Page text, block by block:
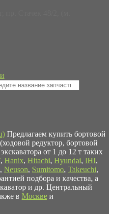
Предлагаем купить бортовой
редуктор, бортовой
от 1 до 12 т таких
, Hanix, Hitachi, Hyundai, IHI,
, Neuson, Sumitomo, Takeuchi,
подбора и качества, а
и др. Центральный
в Москве и